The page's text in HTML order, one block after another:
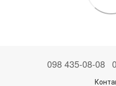
098 435-08-08